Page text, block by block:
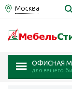
Москва
ОФИСНАЯ
для вашего